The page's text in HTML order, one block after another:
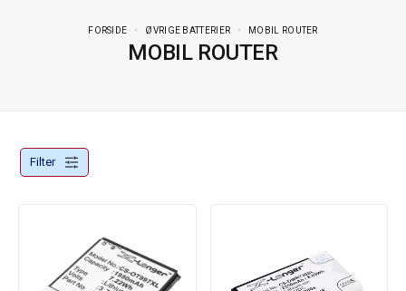
FORSIDE ØVRIGE BATTERIER MOBIL ROUTER
MOBIL ROUTER
Filter